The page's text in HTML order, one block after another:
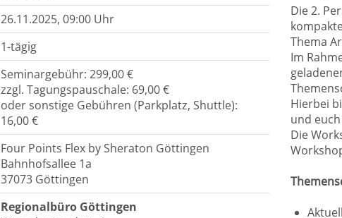
26.11.2025, 09:00 Uhr
1-tägig
Seminargebühr: 299,00 €
zzgl. Tagungspauschale: 69,00 €
oder sonstige Gebühren (Parkplatz, Shuttle):
16,00 €
Four Points Flex by Sheraton Göttingen
Bahnhofsallee 1a
37073 Göttingen
Regionalbüro Göttingen
Die 2.
Thema
Im
Hierbei
und
Die